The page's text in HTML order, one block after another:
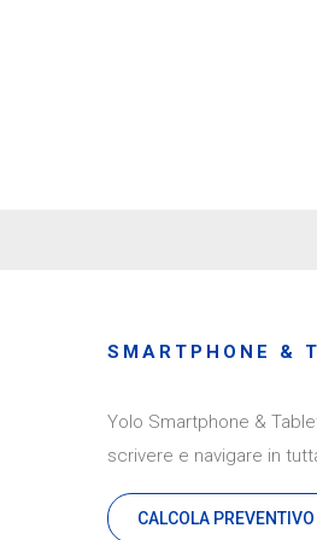
SMARTPHONE &
Yolo Smartphone &
scrivere e navigare in
CALCOLA PREVENTIVO